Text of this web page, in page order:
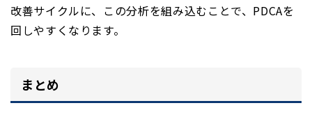
改善サイクルに、この分析を組み込むことで、PDCAを
回しやすくなります。
まとめ